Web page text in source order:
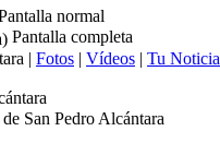
normal
Pantalla completa
| Fotos | Vídeos | Tu Noticia
San Pedro Alcántara